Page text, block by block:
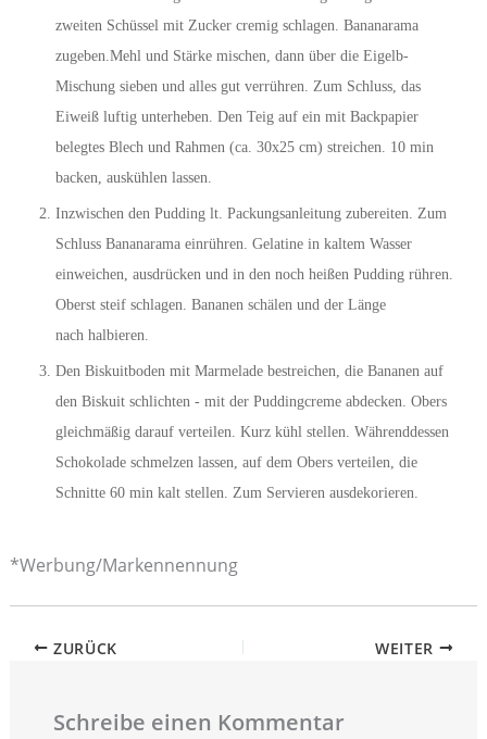
zweiten Schüssel mit Zucker cremig schlagen. Bananarama
zugeben.Mehl und Stärke mischen, dann über die Eigelb-
Mischung sieben und alles gut verrühren. Zum Schluss, das
Eiweiß luftig unterheben. Den Teig auf ein mit Backpapier
belegtes Blech und Rahmen (ca. 30x25 cm) streichen. 10 min
backen, auskühlen lassen.
Inzwischen den Pudding lt. Packungsanleitung zubereiten. Zum
Schluss Bananarama einrühren. Gelatine in kaltem Wasser
einweichen, ausdrücken und in den noch heißen Pudding rühren.
Oberst steif schlagen. Bananen schälen und der Länge
nach halbieren.
Den Biskuitboden mit Marmelade bestreichen, die Bananen auf
den Biskuit schlichten - mit der Puddingcreme abdecken. Obers
gleichmäßig darauf verteilen. Kurz kühl stellen. Währenddessen
Schokolade schmelzen lassen, auf dem Obers verteilen, die
Schnitte 60 min kalt stellen. Zum Servieren ausdekorieren.
*Werbung/Markennennung
ZURÜCK WEITER
Schreibe einen Kommentar